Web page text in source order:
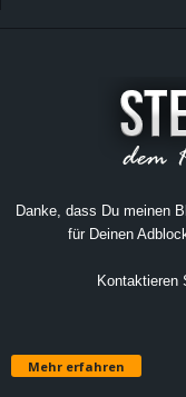
Danke, dass Du meinen
für Deinen
Kontaktieren
Mehr erfahren